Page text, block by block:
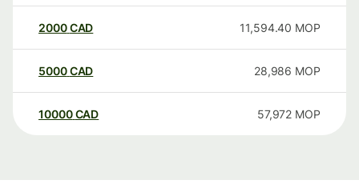
2000CAD 11,594.40 MOP
5000CAD 28,986 MOP
10000 CAD 57,972 MOP